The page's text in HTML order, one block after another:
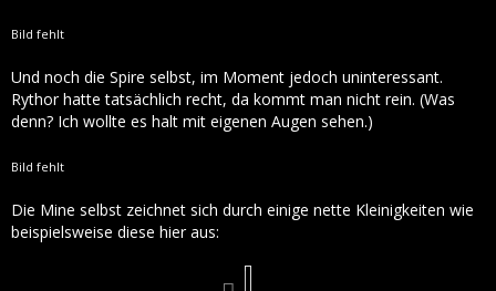
Bild fehlt
Und noch die Spire selbst, im Moment jedoch uninteressant.
Rythor hatte tatsächlich recht, da kommt man nicht rein. (Was
denn? Ich wollte es halt mit eigenen Augen sehen.)
Bild fehlt
Die Mine selbst zeichnet sich durch einige nette Kleinigkeiten wie
beispielsweise diese hier aus: